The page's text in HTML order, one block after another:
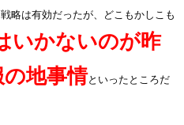
略は有効だったが、どこもかしこも
いかないのが昨
地事情といったところだ